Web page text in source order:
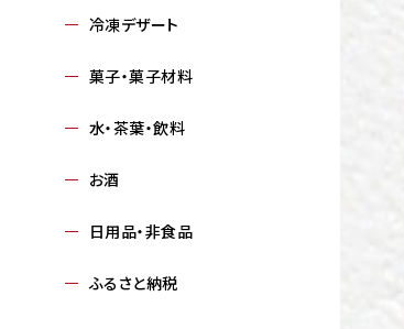
冷凍デザート
菓子・菓子材料
水・茶葉・飲料
お酒
日用品・非食品
ふるさと納税